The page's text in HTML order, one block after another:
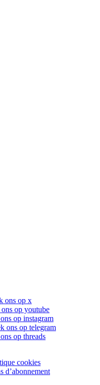
ons op x
op youtube
op instagram
ons op telegram
op threads
cookies
d’abonnement